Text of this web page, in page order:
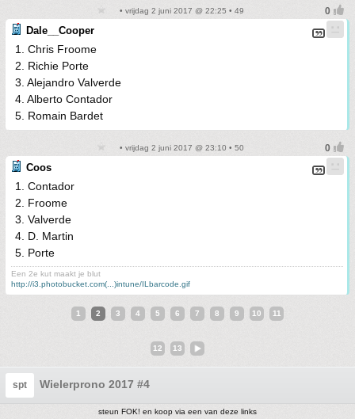
• vrijdag 2 juni 2017 @ 22:25 • 49
Dale__Cooper
1. Chris Froome
2. Richie Porte
3. Alejandro Valverde
4. Alberto Contador
5. Romain Bardet
• vrijdag 2 juni 2017 @ 23:10 • 50
Coos
1. Contador
2. Froome
3. Valverde
4. D. Martin
5. Porte
Een 2e kut maakt je blut
http://i3.photobucket.com(...)intune/ILbarcode.gif
1 2 3 4 5 6 7 8 9 10 11
12 13
spt Wielerprono 2017 #4
steun FOK! en koop via een van deze links